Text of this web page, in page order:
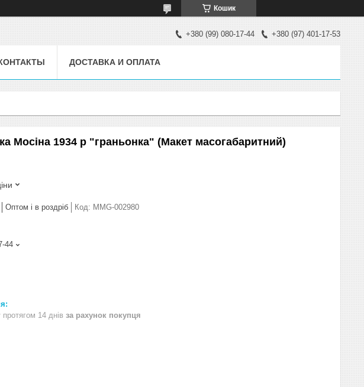
Кошик
+380 (99) 080-17-44 +380 (97) 401-17-53
ДОСТАВКА И ОПЛАТА
Мосіна 1934 р "граньонка" (Макет масогабаритний)
Оптом і в роздріб Код: MMG-002980
44
14 днів за рахунок покупця